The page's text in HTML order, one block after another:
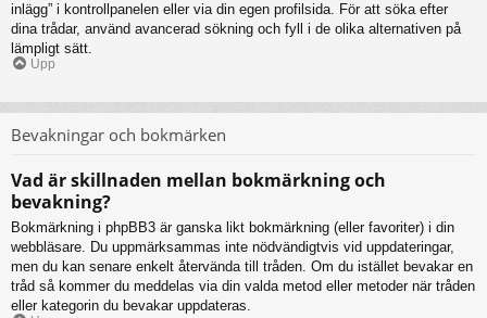
inlägg” i kontrollpanelen eller via din egen profilsida. För att söka efter
dina trådar, använd avancerad sökning och fyll i de olika alternativen på
lämpligt sätt.
Upp
Bevakningar och bokmärken
Vad är skillnaden mellan bokmärkning och
bevakning?
Bokmärkning i phpBB3 är ganska likt bokmärkning (eller favoriter) i din
webbläsare. Du uppmärksammas inte nödvändigtvis vid uppdateringar,
men du kan senare enkelt återvända till tråden. Om du istället bevakar en
tråd så kommer du meddelas via din valda metod eller metoder när tråden
eller kategorin du bevakar uppdateras.